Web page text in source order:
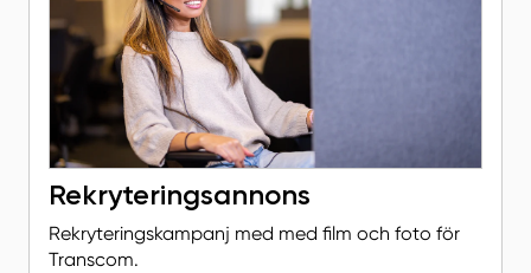
Rekryteringsannons
Rekryteringskampanj med med film och foto för
Transcom.